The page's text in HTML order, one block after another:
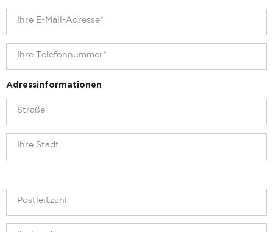
Adressinformationen